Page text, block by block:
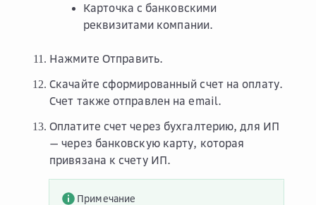
Карточка с банковскими
реквизитами компании.
Нажмите Отправить.
Скачайте сформированный счет на оплату.
Счет также отправлен на email.
Оплатите счет через бухгалтерию, для ИП
— через банковскую карту, которая
привязана к счету ИП.
Примечание